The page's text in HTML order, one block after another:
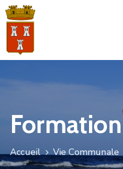
Accueil
Commune
Manifestations
Vie
Municipale
Accueil Vie Communale